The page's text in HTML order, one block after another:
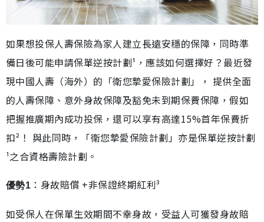
如果想投保人壽保險為家人建立長遠安穩的保障，同時準
備日後可能申請保單逆按計劃¹，應該如何選擇好？最近發
現中國人壽（海外）的「衛您摯愛保險計劃」， 提供全面
的人壽保障、意外身故保障及豁免未到期保費保障，假如
把握推廣期內成功投保，還可以享有高達15%首年保費折
扣²！ 與此同時，「衛您摯愛保險計劃」亦是保單逆按計劃
¹之合資格壽險計劃。
優勢1 ：身故賠償 +非保證終期紅利³
如受保人在保單生效期間不幸身故，受益人可獲發身故賠